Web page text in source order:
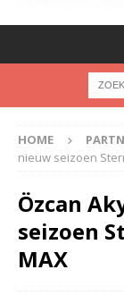
HOME
nieuw seizoen
Özcan
seizoen
MAX